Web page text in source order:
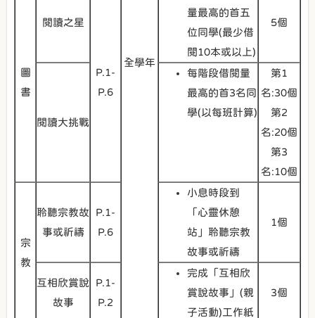
全學年
圖
書
閱讀之星
P.1-
P.6
量最高的首五
位同學(最少借
閱10本或以上)
5個
閱讀大挑戰
每階段借閱量
最高的首3名同
學(以每班計算)
第1
名:30個
第2
名:20個
第3
名:10個
宗
教
聆聽宗教故
事或祈禱
P.1-
P.6
小息時段到
「心靈休憩
站」聆聽宗教
故事或祈禱
1個
互相欣賞說
故事
P.1-
P.2
完成「互相欣
賞說故事」(親
子活動)工作紙
3個